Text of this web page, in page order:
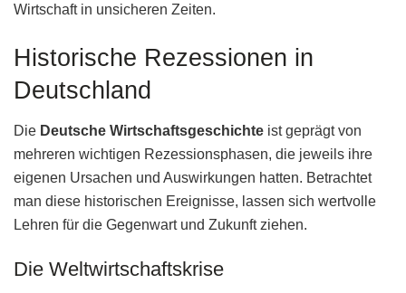
Wirtschaft in unsicheren Zeiten.
Historische Rezessionen in
Deutschland
Die Deutsche Wirtschaftsgeschichte ist geprägt von
mehreren wichtigen Rezessionsphasen, die jeweils ihre
eigenen Ursachen und Auswirkungen hatten. Betrachtet
man diese historischen Ereignisse, lassen sich wertvolle
Lehren für die Gegenwart und Zukunft ziehen.
Die Weltwirtschaftskrise